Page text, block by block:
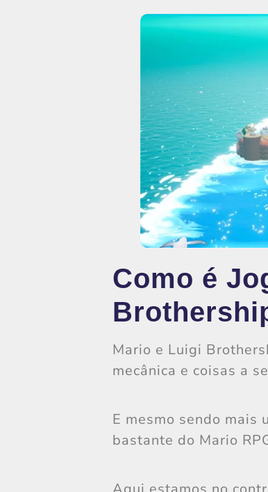
Como é
Mario e Luigi
mecânica e coisas a
E mesmo sendo mais
bastante do Mario